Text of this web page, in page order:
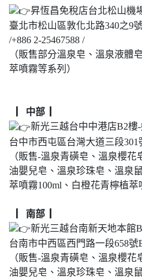
昇恆昌免稅店台北松山機
臺北市松山區敦化北路340之9
/+886 2-25467588 /
（販售部分溫泉皂、溫泉液體
萃噴霧等系列）
▏中部 ▏
新光三越台中中港店B2樓
台中市西屯區台灣大道三段301
（販售-溫泉青磺皂、溫泉櫻
油嬰兒皂、溫泉珍珠皂、溫泉
萃噴霧100ml、白橙花青檸植萃
▏南部 ▏
新光三越台南新天地本館
台南市中西區西門路一段658號
（販售-溫泉青磺皂、溫泉櫻
油嬰兒皂、溫泉珍珠皂、溫泉